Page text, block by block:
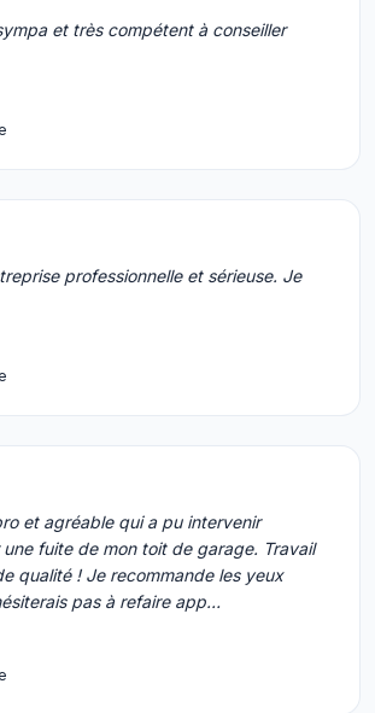
et très compétent à conseiller
professionnelle et sérieuse. Je
et agréable qui a pu intervenir
fuite de mon toit de garage. Travail
qualité ! Je recommande les yeux
pas à refaire app…